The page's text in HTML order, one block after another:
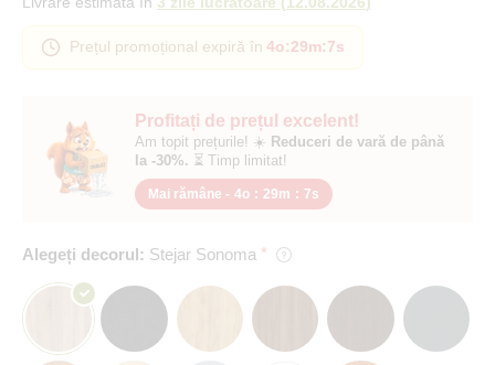
Profitați de prețul excelent!
Am topit prețurile! ☀️ Reduceri de vară de până
la -30%. ⏳ Timp limitat!
Mai rămâne - 4o : 29m : 7s
Alegeți decorul: Stejar Sonoma
Prețul promoțional expiră în 4o:29m:7s